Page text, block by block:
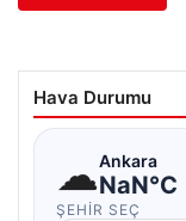
Hava Durumu
☁Ankara
NaN°C
ŞEHIR SEÇ